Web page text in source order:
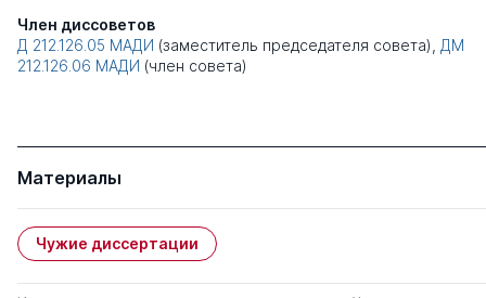
Член диссоветов
Д 212.126.05 МАДИ (заместитель председателя совета), ДМ
212.126.06 МАДИ (член совета)
Материалы
Чужие диссертации